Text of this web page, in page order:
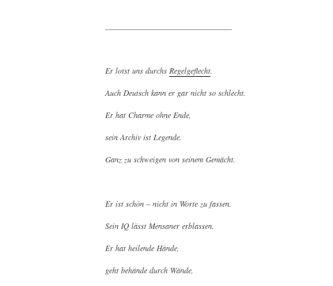
Er lotst uns durchsRegelgeflecht.
Auch Deutsch kann er gar nicht so schlecht.
Er hat Charme ohne Ende,
sein Archiv ist Legende.
Ganz zu schweigen von seinem Gemächt.
Er ist schön – nicht in Worte zu fassen.
Sein IQ lässt Mensaner erblassen.
Er hat heilende Hände,
geht behände durch Wände,